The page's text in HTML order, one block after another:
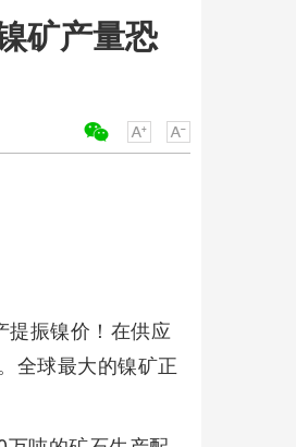
矿产量恐
提振镍价！在供应
全球最大的镍矿正